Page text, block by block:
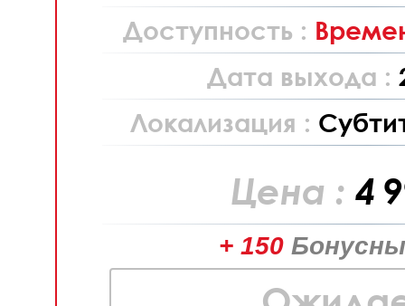
Доступность :
Дата выхода :
Локализация :
Цена : 4
+ 150